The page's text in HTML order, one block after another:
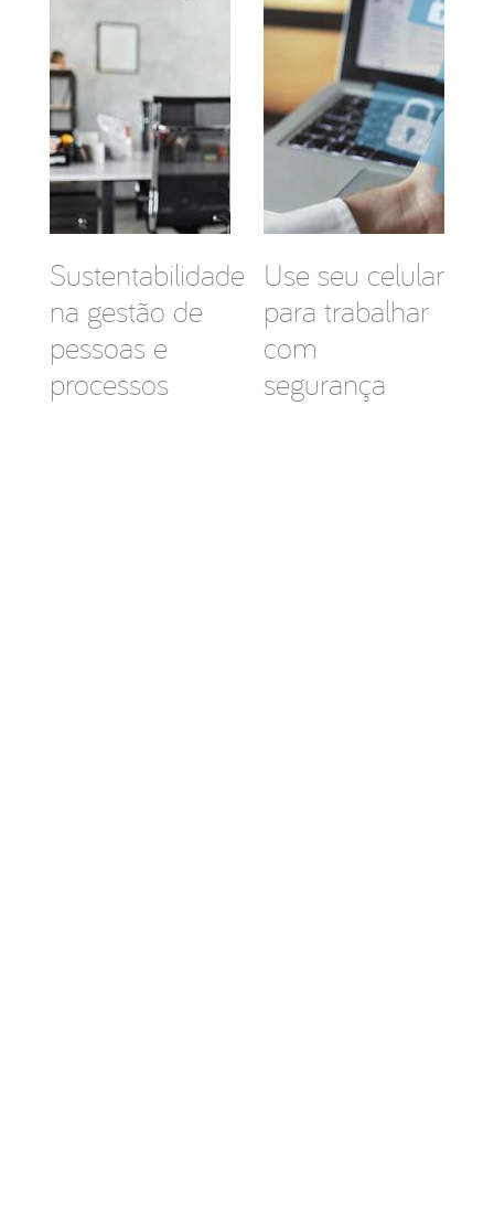
Sustentabilidade
na gestão de
pessoas e
processos
Use seu celular
para trabalhar
com
segurança